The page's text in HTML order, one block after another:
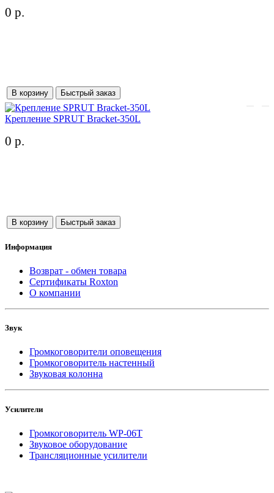
0 р.
В корзину Быстрый заказ
Крепление SPRUT Bracket-350L
0 р.
В корзину Быстрый заказ
Информация
Возврат - обмен товара
Сертификаты Roxton
О компании
Звук
Громкоговорители оповещения
Громкоговоритель настенный
Звуковая колонна
Усилители
Громкоговоритель WP-06T
Звуковое оборудование
Трансляционные усилители